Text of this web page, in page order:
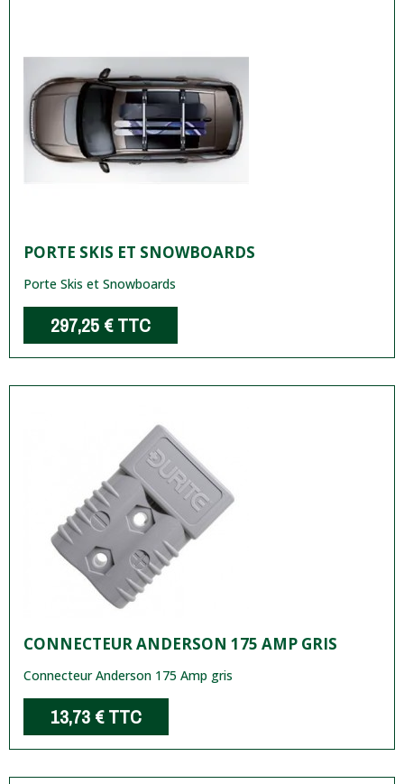
PORTE SKIS ET SNOWBOARDS
Porte Skis et Snowboards
297,25 €TTC
CONNECTEUR ANDERSON 175 AMP GRIS
Connecteur Anderson 175 Amp gris
13,73 €TTC